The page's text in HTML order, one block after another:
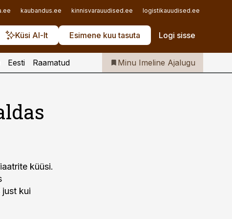
kaubandus.ee kinnisvarauudised.ee logistikauudised.ee
Küsi AI-lt Esimene kuu tasuta Logi sisse
Iseteenindus
Telli Imeline Ajalugu
Eesti Raamatud Minu Imeline Ajalugu
küüsi.
just kui